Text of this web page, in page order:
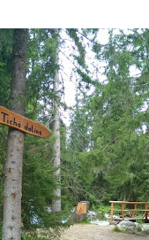
ko gribēšu savā
kā Hertas Milleres
toņiem" un Markusa
skar mani
60. gadus.
gada maijā, romāns